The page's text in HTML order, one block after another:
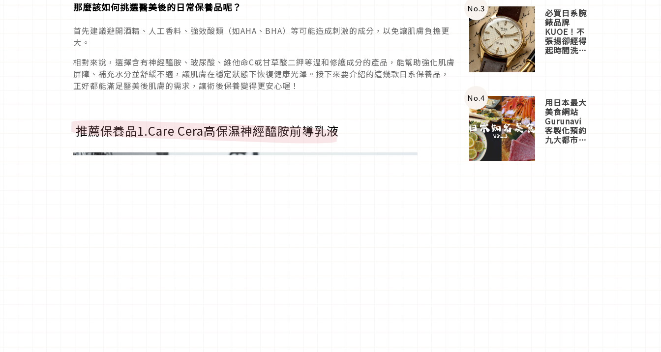
那麼該如何挑選醫美後的日常保養品呢？
首先建議避開酒精、人工香料、強效酸類（如AHA、BHA）等可能造成刺激的成分，以免讓肌膚負擔更
大。
相對來說，選擇含有神經醯胺、玻尿酸、維他命C或甘草酸二鉀等溫和修護成分的產品，能幫助強化肌膚
屏障、補充水分並舒緩不適，讓肌膚在穩定狀態下恢復健康光澤。接下來要介紹的這幾款日系保養品，
正好都能滿足醫美後肌膚的需求，讓術後保養變得更安心喔！
推薦保養品1.Care Cera高保濕神經醯胺前導乳液
No.3 必買日系腕
錶品牌
KUOE！不
張揚卻經得
起時間洗鍊
No.4 用日本最大
美食網站
Gurunavi
客製化預約
九大都市餐